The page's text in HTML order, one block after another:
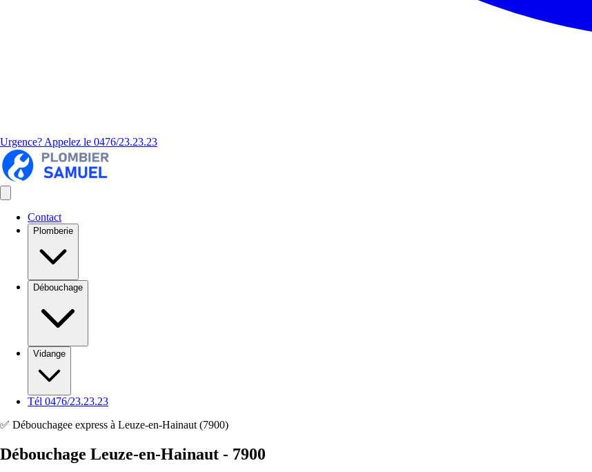
Urgence? Appelez le 0476/23.23.23
Contact
Plomberie
Débouchage
Vidange
Tél 0476/23.23.23
✅ Débouchagee express à Leuze-en-Hainaut (7900)
Débouchage Leuze-en-Hainaut - 7900